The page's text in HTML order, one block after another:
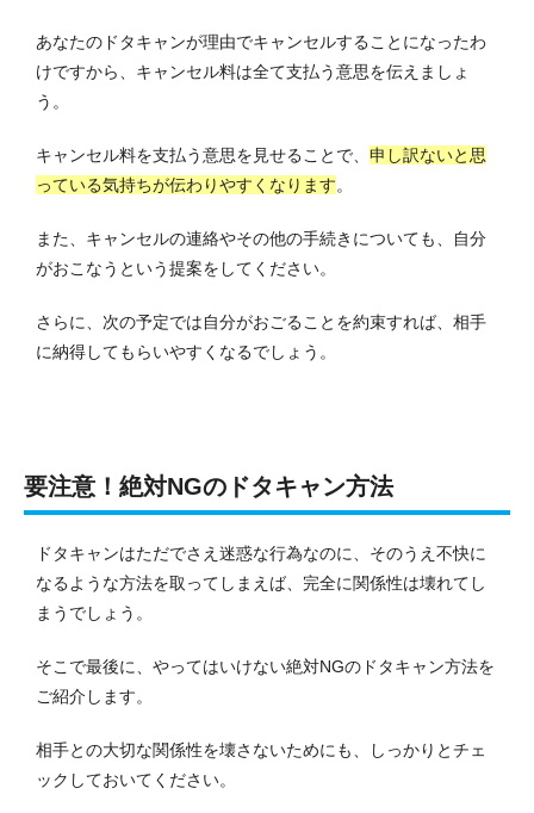
あなたのドタキャンが理由でキャンセルすることになったわ
けですから、キャンセル料は全て支払う意思を伝えましょ
う。
キャンセル料を支払う意思を見せることで、 申し訳ないと思
っている気持ちが伝わりやすくなります。
また、キャンセルの連絡やその他の手続きについても、自分
がおこなうという提案をしてください。
さらに、次の予定では自分がおごることを約束すれば、相手
に納得してもらいやすくなるでしょう。
要注意！絶対NGのドタキャン方法
ドタキャンはただでさえ迷惑な行為なのに、そのうえ不快に
なるような方法を取ってしまえば、完全に関係性は壊れてし
まうでしょう。
そこで最後に、やってはいけない絶対NGのドタキャン方法を
ご紹介します。
相手との大切な関係性を壊さないためにも、しっかりとチェ
ックしておいてください。